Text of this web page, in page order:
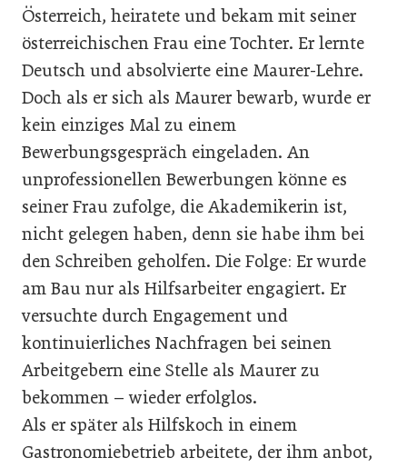
Österreich, heiratete und bekam mit seiner
österreichischen Frau eine Tochter. Er lernte
Deutsch und absolvierte eine Maurer-Lehre.
Doch als er sich als Maurer bewarb, wurde er
kein einziges Mal zu einem
Bewerbungsgespräch eingeladen. An
unprofessionellen Bewerbungen könne es
seiner Frau zufolge, die Akademikerin ist,
nicht gelegen haben, denn sie habe ihm bei
den Schreiben geholfen. Die Folge: Er wurde
am Bau nur als Hilfsarbeiter engagiert. Er
versuchte durch Engagement und
kontinuierliches Nachfragen bei seinen
Arbeitgebern eine Stelle als Maurer zu
bekommen – wieder erfolglos.
Als er später als Hilfskoch in einem
Gastronomiebetrieb arbeitete, der ihm anbot,